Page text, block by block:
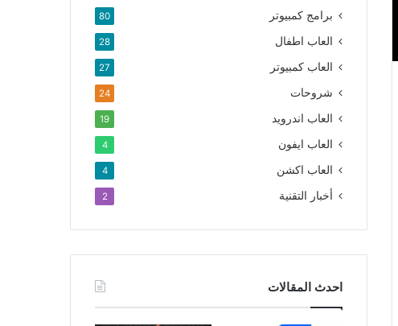
برامج كمبيوتر 80
العاب اطفال 28
العاب كمبيوتر 27
شروحات 24
العاب اندرويد 19
العاب ايفون 4
العاب اكشن 4
أخبار التقنية 2
احدث المقالات